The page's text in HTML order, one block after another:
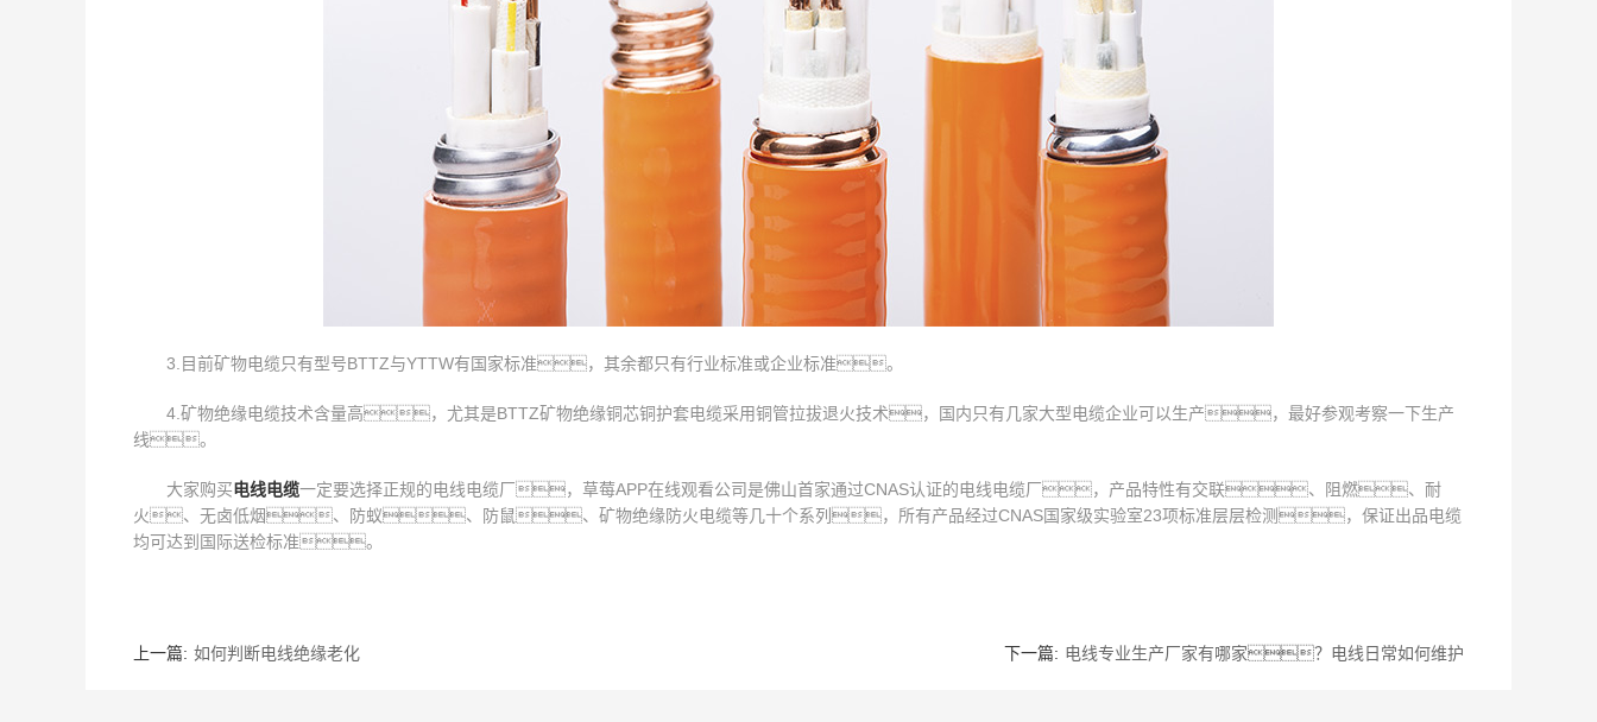
3.目前矿物电缆只有型号BTTZ与YTTW有国家标准，其余都只有行业标准或企业标准。
4.矿物绝缘电缆技术含量高，尤其是BTTZ矿物绝缘铜芯铜护套电缆采用铜管拉拔退火技术，国内只有几家大型电缆企业可以生产，最好参观考察一下生产
线。
大家购买电线电缆一定要选择正规的电线电缆厂，草莓APP在线观看公司是佛山首家通过CNAS认证的电线电缆厂，产品特性有交联、阻燃、耐
火、无卤低烟、防蚁、防鼠、矿物绝缘防火电缆等几十个系列，所有产品经过CNAS国家级实验室23项标准层层检测，保证出品电缆
均可达到国际送检标准。
上一篇: 如何判断电线绝缘老化 下一篇: 电线专业生产厂家有哪家？电线日常如何维护